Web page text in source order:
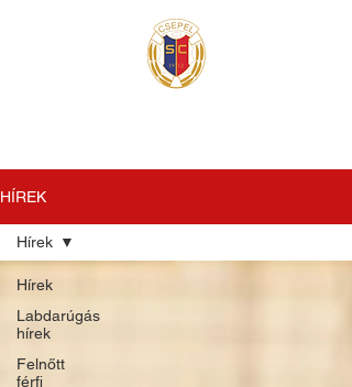
HÍREK
Hírek
Labdarúgás
hírek
Felnőtt
férfi
Hírek